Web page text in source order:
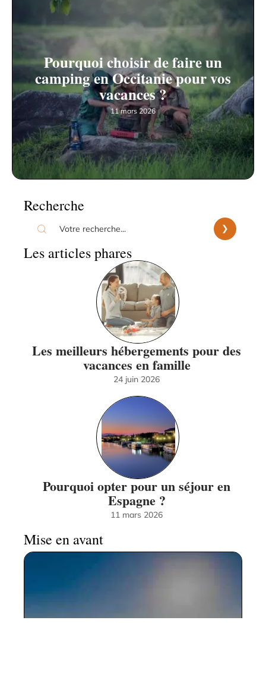
Pourquoi choisir de faire un
camping en Occitanie pour vos
vacances ?
11 mars 2026
Recherche
Les articles phares
Les meilleurs hébergements pour des
vacances en famille
24 juin 2026
Pourquoi opter pour un séjour en
Espagne ?
11 mars 2026
Mise en avant